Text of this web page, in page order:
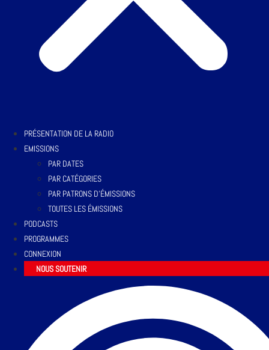
PRÉSENTATION DE LA RADIO
EMISSIONS
PAR DATES
PAR CATÉGORIES
PAR PATRONS D’ÉMISSIONS
TOUTES LES ÉMISSIONS
PODCASTS
PROGRAMMES
CONNEXION
NOUS SOUTENIR